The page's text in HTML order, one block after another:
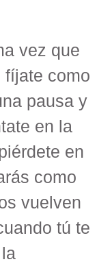
vez que
fíjate como
pausa y
en la
en
como
vuelven
tú te